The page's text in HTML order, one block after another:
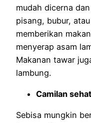
mudah dicerna
pisang, bubur,
memberikan
menyerap asam
Makanan tawar
lambung.
Camilan sehat
Sebisa mungkin